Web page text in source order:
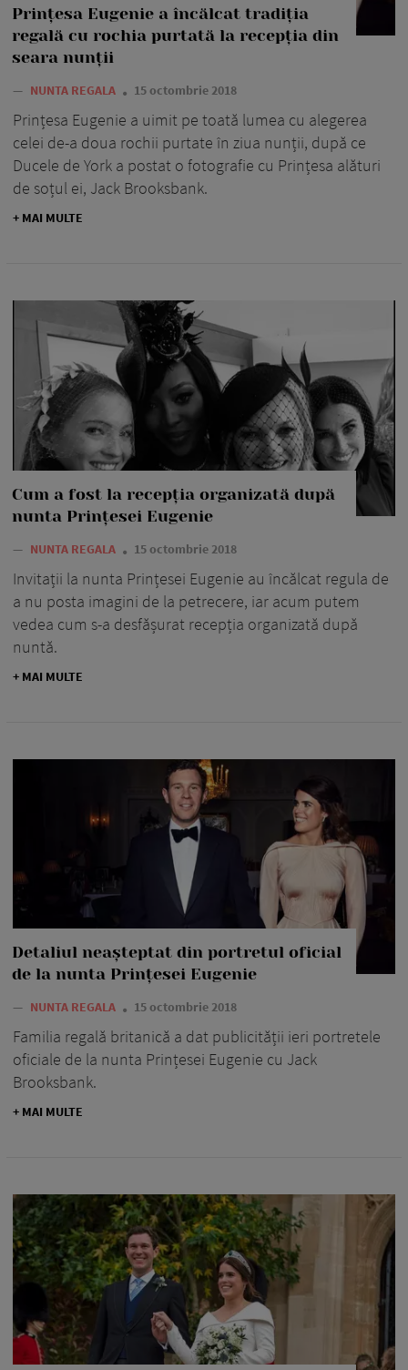
Prințesa Eugenie a încălcat tradiția
regală cu rochia purtată la recepția din
seara nunții
— NUNTA REGALA 15 octombrie 2018
Prințesa Eugenie a uimit pe toată lumea cu alegerea
celei de-a doua rochii purtate în ziua nunții, după ce
Ducele de York a postat o fotografie cu Prințesa alături
de soțul ei, Jack Brooksbank.
+ MAI MULTE
Cum a fost la recepția organizată după
nunta Prințesei Eugenie
— NUNTA REGALA 15 octombrie 2018
Invitații la nunta Prințesei Eugenie au încălcat regula de
a nu posta imagini de la petrecere, iar acum putem
vedea cum s-a desfășurat recepția organizată după
nuntă.
+ MAI MULTE
Detaliul neașteptat din portretul oficial
de la nunta Prințesei Eugenie
— NUNTA REGALA 15 octombrie 2018
Familia regală britanică a dat publicității ieri portretele
oficiale de la nunta Prințesei Eugenie cu Jack
Brooksbank.
+ MAI MULTE